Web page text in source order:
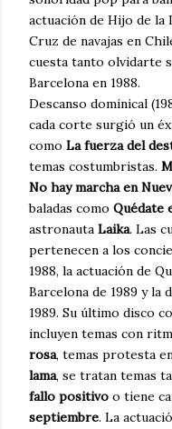
actuación de Hijo de la
Cruz de navajas en
cuesta tanto olvidarte
Barcelona en 1988.
Descanso dominical
cada corte surgió un
como La fuerza del
temas costumbristas.
No hay marcha en
baladas como Quédate
astronauta Laika. Las
pertenecen a los
1988, la actuación de
Barcelona de 1989 y la
1989. Su último disco
incluyen temas con
rosa, temas protesta
lama, se tratan temas
fallo positivo o tiene
septiembre. La